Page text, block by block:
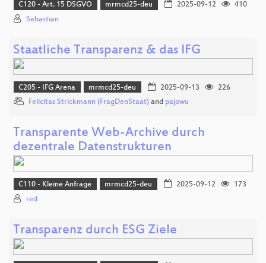
C120 - Art. 15 DSGVO mrmcd25-deu 2025-09-12
410
Sebastian
Staatliche Transparenz & das IFG
C205 - IFG Arena mrmcd25-deu 2025-09-13
226
Felicitas Strickmann (FragDenStaat) and pajowu
Transparente Web-Archive durch
dezentrale Datenstrukturen
C110 - Kleine Anfrage mrmcd25-deu 2025-09-12
173
red
Transparenz durch ESG Ziele